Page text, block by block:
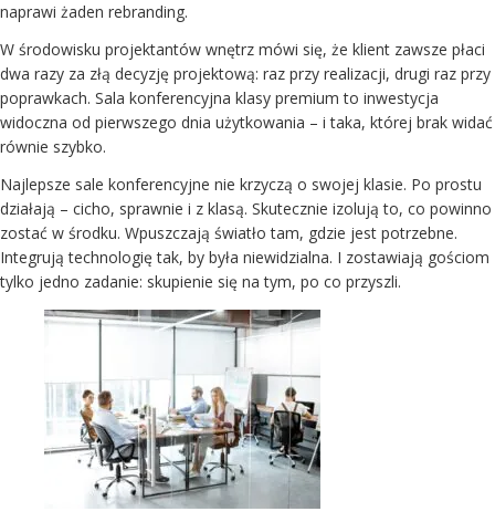
naprawi żaden rebranding.
W środowisku projektantów wnętrz mówi się, że klient zawsze płaci
dwa razy za złą decyzję projektową: raz przy realizacji, drugi raz przy
poprawkach. Sala konferencyjna klasy premium to inwestycja
widoczna od pierwszego dnia użytkowania – i taka, której brak widać
równie szybko.
Najlepsze sale konferencyjne nie krzyczą o swojej klasie. Po prostu
działają – cicho, sprawnie i z klasą. Skutecznie izolują to, co powinno
zostać w środku. Wpuszczają światło tam, gdzie jest potrzebne.
Integrują technologię tak, by była niewidzialna. I zostawiają gościom
tylko jedno zadanie: skupienie się na tym, po co przyszli.